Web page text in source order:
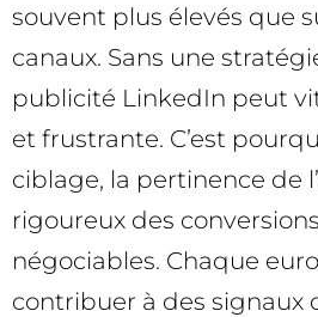
souvent plus élevés que
canaux. Sans une
publicité LinkedIn peut
et frustrante. C’est
ciblage, la pertinence de
rigoureux des
négociables. Chaque
contribuer à des